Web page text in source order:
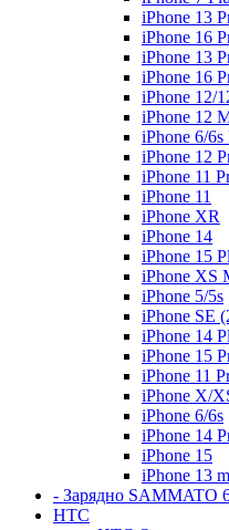
iPhone 13
iPhone 16
iPhone 13
iPhone 16
iPhone 12/
iPhone 12
iPhone 6/6s
iPhone 12
iPhone 11
iPhone 11
iPhone XR
iPhone 14
iPhone 15
iPhone XS
iPhone 5/5s
iPhone SE
iPhone 14
iPhone 15
iPhone 11
iPhone X/
iPhone 6/6s
iPhone 14
iPhone 15
iPhone 13
- Зарядно SAMMATO
HTC